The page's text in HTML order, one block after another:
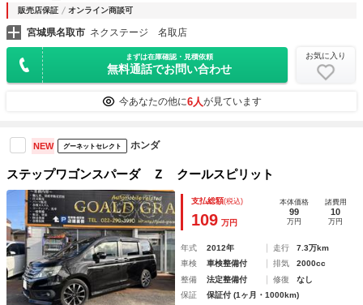
販売店保証 オンライン商談可
宮城県名取市 ネクステージ 名取店
まずは在庫確認・見積依頼
無料通話でお問い合わせ
お気に入り
今あなたの他に6人が見ています
NEW グーネットセレクト ホンダ
ステップワゴンスパーダ Ｚ クールスピリット
支払総額(税込)
109 万円
本体価格
99
万円
諸費用
10
万円
年式 2012年 走行
7.3万km
車検
車検整備付 排気
2000cc
整備
法定整備付 修復
なし
保証
保証付 (1ヶ月・1000km)